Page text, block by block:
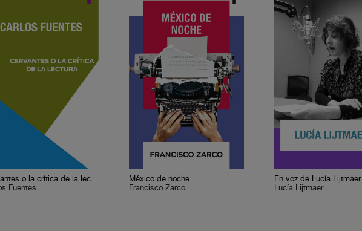
Cervantes o la crítica de la lectura
Fuentes
México de noche
Francisco Zarco
En voz de Lucía Lijtmaer
Lucía Lijtmaer